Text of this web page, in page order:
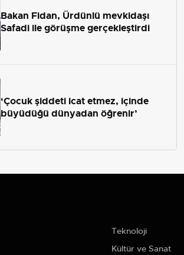
Bakan Fidan, Ürdünlü mevkidaşı
Safadi ile görüşme gerçekleştirdi
‘Çocuk şiddeti icat etmez, içinde
büyüdüğü dünyadan öğrenir’
Teknoloji
Kültür ve Sanat